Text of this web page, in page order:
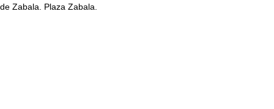
de Zabala. Plaza Zabala.